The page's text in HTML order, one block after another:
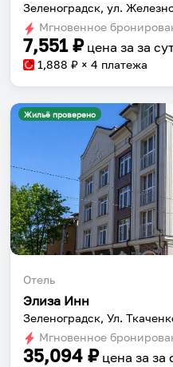
Зеленоградск, ул.
Мгновенное
7,551₽ цена за за
1,888 ₽ × 4 платежа
Жильё проверено
Отель
Элиза Инн
Зеленоградск, Ул.
Мгновенное
35,094 ₽ цена за за